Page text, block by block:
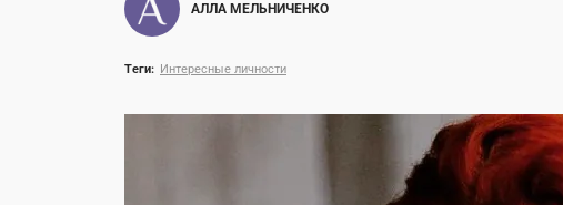
АЛЛА МЕЛЬНИЧЕНКО
Теги: Интересные личности